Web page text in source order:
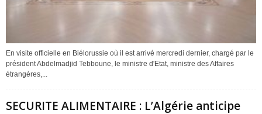
En visite officielle en Biélorussie où il est arrivé mercredi dernier, chargé par le
président Abdelmadjid Tebboune, le ministre d'Etat, ministre des Affaires
étrangères,...
SECURITE ALIMENTAIRE : L’Algérie anticipe